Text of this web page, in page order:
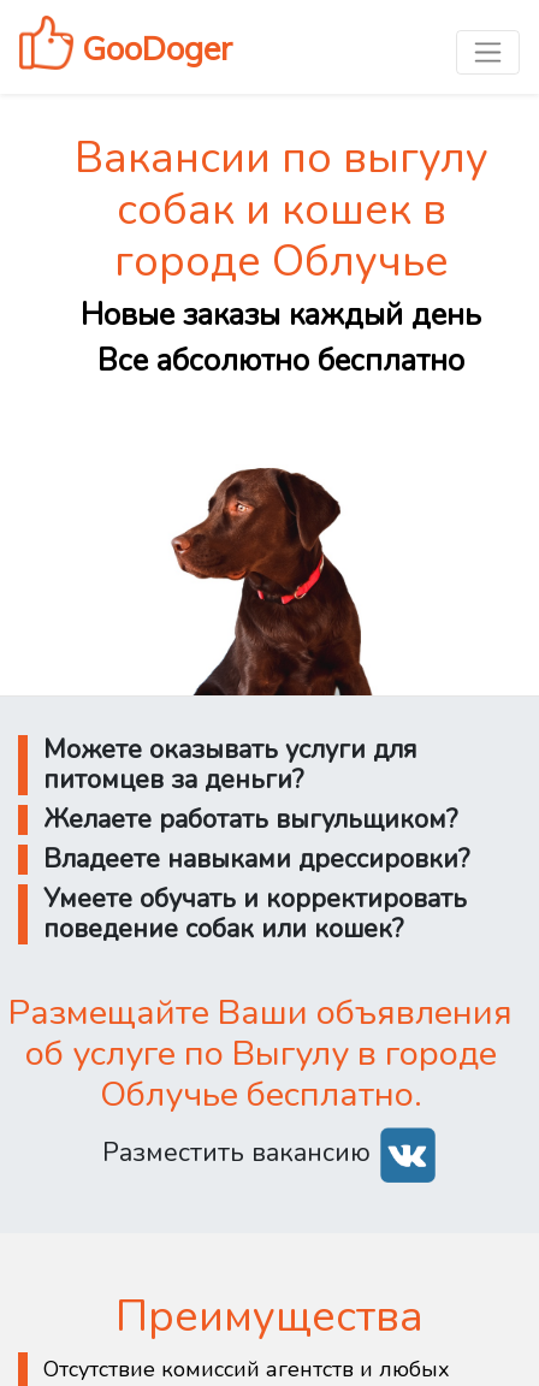
GooDoger
Вакансии по выгулу
собак и кошек в
городе Облучье
Новые заказы каждый день
Все абсолютно бесплатно
Можете оказывать услуги для
питомцев за деньги?
Желаете работать выгульщиком?
Владеете навыками дрессировки?
Умеете обучать и корректировать
поведение собак или кошек?
Размещайте Ваши объявления
об услуге по Выгулу в городе
Облучье бесплатно.
Разместить вакансию
Преимущества
Отсутствие комиссий агентств и любых